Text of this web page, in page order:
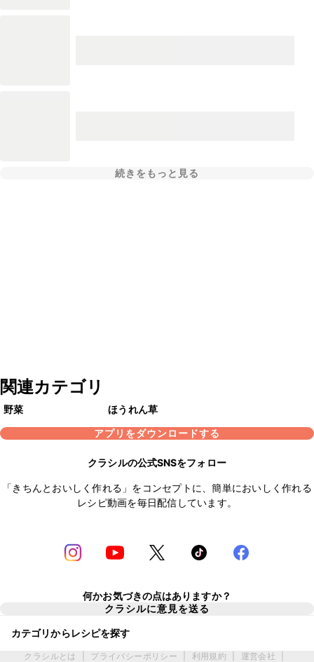
続きをもっと見る
関連カテゴリ
野菜
ほうれん草
アプリをダウンロードする
クラシルの公式SNSをフォロー
「きちんとおいしく作れる」をコンセプトに、簡単においしく作れる
レシピ動画を毎日配信しています。
何かお気づきの点はありますか？
クラシルに意見を送る
カテゴリからレシピを探す
クラシルとは プライバシーポリシー 利用規約 運営会社